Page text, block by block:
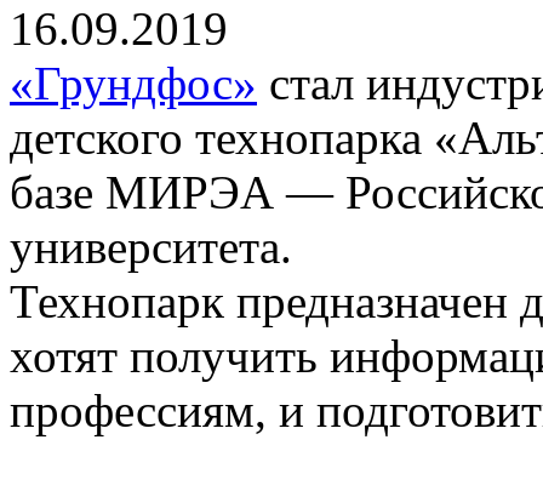
16.09.2019
«Грундфос» стал
детского технопарка
базе МИРЭА —
университета.
Технопарк предназначен
хотят получить
профессиям, и